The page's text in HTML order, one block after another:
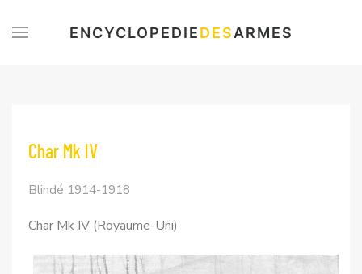
ENCYCLOPEDIEDESARMES
Char Mk IV
Blindé 1914-1918
Char Mk IV (Royaume-Uni)